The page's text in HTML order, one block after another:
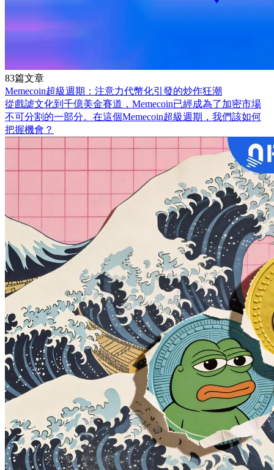
83篇文章
Memecoin超級週期：注意力代幣化引發的炒作狂潮
從戲謔文化到千億美金賽道，Memecoin已經成為了加密市場
不可分割的一部分。在這個Memecoin超級週期，我們該如何
把握機會？